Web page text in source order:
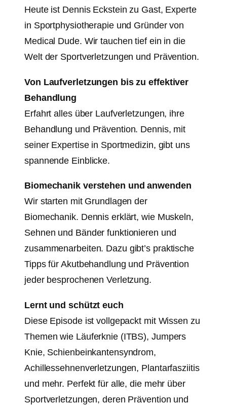
Heute ist Dennis Eckstein zu Gast, Experte
in Sportphysiotherapie und Gründer von
Medical Dude. Wir tauchen tief ein in die
Welt der Sportverletzungen und Prävention.
Von Laufverletzungen bis zu effektiver
Behandlung
Erfahrt alles über Laufverletzungen, ihre
Behandlung und Prävention. Dennis, mit
seiner Expertise in Sportmedizin, gibt uns
spannende Einblicke.
Biomechanik verstehen und anwenden
Wir starten mit Grundlagen der
Biomechanik. Dennis erklärt, wie Muskeln,
Sehnen und Bänder funktionieren und
zusammenarbeiten. Dazu gibt’s praktische
Tipps für Akutbehandlung und Prävention
jeder besprochenen Verletzung.
Lernt und schützt euch
Diese Episode ist vollgepackt mit Wissen zu
Themen wie Läuferknie (ITBS), Jumpers
Knie, Schienbeinkantensyndrom,
Achillessehnenverletzungen, Plantarfasziitis
und mehr. Perfekt für alle, die mehr über
Sportverletzungen, deren Prävention und